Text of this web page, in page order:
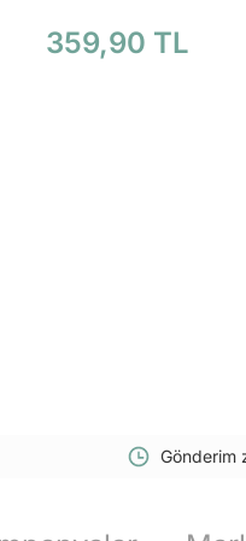
359,90 TL
Gönderim